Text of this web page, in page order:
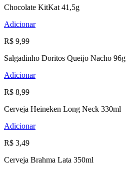
Chocolate KitKat 41,5g
Adicionar
R$ 9,99
Salgadinho Doritos Queijo Nacho 96g
Adicionar
R$ 8,99
Cerveja Heineken Long Neck 330ml
Adicionar
R$ 3,49
Cerveja Brahma Lata 350ml